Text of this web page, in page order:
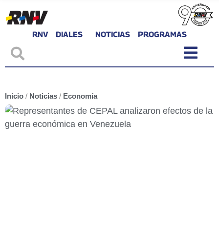
RNV DIALES NOTICIAS PROGRAMAS
Inicio / Noticias / Economía